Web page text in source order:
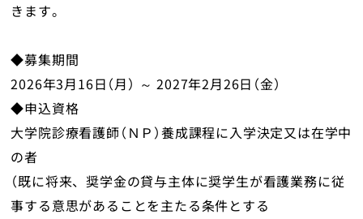
きます。
◆募集期間
2026年3月16日（月） ～ 2027年2月26日（金）
◆申込資格
大学院診療看護師（ＮＰ）養成課程に入学決定又は在学中
の者
（既に将来、奨学金の貸与主体に奨学生が看護業務に従
事する意思があることを主たる条件とする